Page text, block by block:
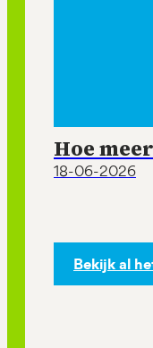
Hoe
18-06-2026
Bekijk al